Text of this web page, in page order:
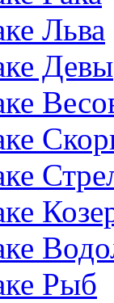
Льва
Девы
Рыб